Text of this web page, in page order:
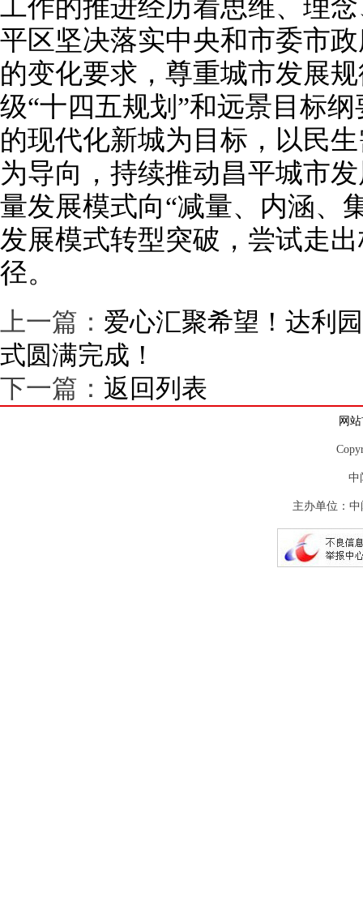
工作的推进经历着思维、理
平区坚决落实中央和市委市
的变化要求，尊重城市发展
级“十四五规划”和远景目标
的现代化新城为目标，以民
为导向，持续推动昌平城市
量发展模式向“减量、内涵、
发展模式转型突破，尝试走
径。
上一篇： 爱心汇聚希望！达利
式圆满完成！
下一篇： 返回列表
网
中
主办单位：